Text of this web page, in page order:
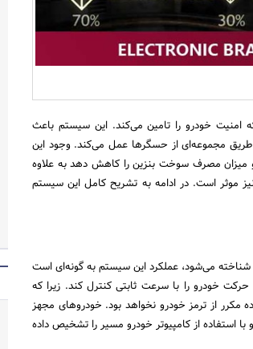
جستجو
خودرو را تامین می‌کند. این سیستم باعث
مجموعه‌ای از حسگرها عمل می‌کند. وجود این
و میزان مصرف سوخت بنزین را کاهش دهد به علاوه
موثر است. در ادامه به تشریح کامل این سیستم
سیستم کنترل حرکتی خودرو در جاده‌های سراشیب با نام مخفف DAC شناخته می‌شود، عملکرد این سیستم به گونه‌ای است
خودرو را با سرعت ثابتی کنترل کند. زیرا که
مکرر از ترمز خودرو نخواهد بود. خودروهای مجهز
استفاده از کامپیوتر خودرو مسیر را تشخیص داده